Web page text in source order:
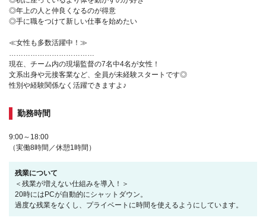
◎年上の人と仲良くなるのが得意
◎手に職をつけて新しい仕事を始めたい
≪女性も多数活躍中！≫
………………………………
現在、チーム内の現場監督の7名中4名が女性！
文系出身や元接客業など、全員が未経験スタートです◎
性別や経験関係なく活躍できますよ♪
勤務時間
9:00～18:00
（実働8時間／休憩1時間）
残業について
＜残業が増えない仕組みを導入！＞
20時にはPCが自動的にシャットダウン。
過度な残業をなくし、プライベートに時間を使えるようにしています。